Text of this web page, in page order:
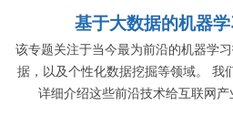
基于大数据的机器
该专题关注于当今最为前沿的机器学
据，以及个性化数据挖掘等领域。 我
详细介绍这些前沿技术给互联网产